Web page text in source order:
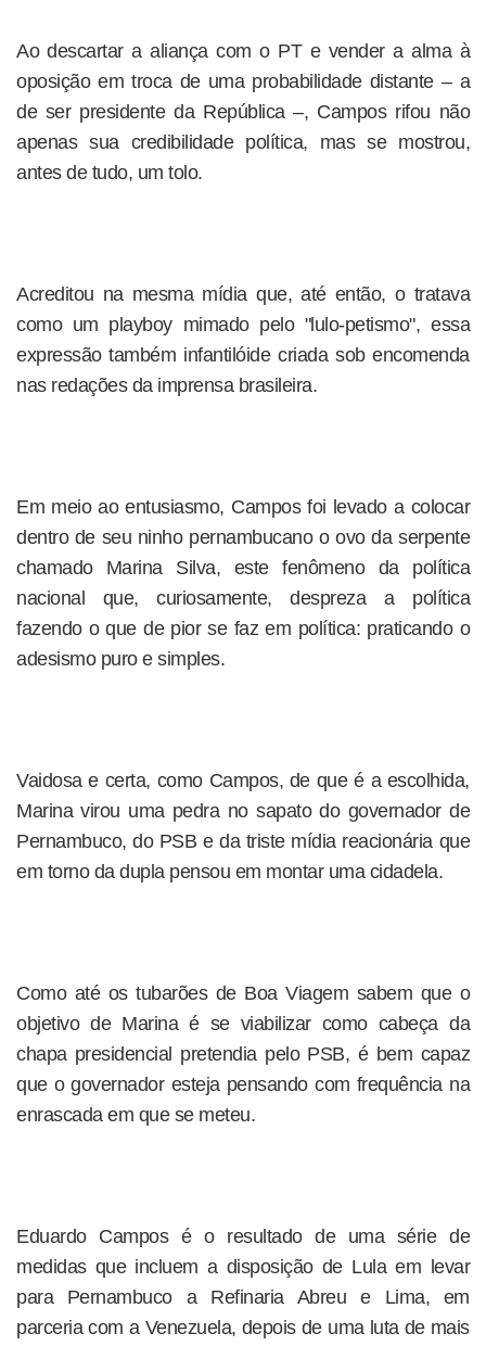
Ao descartar a aliança com o PT e vender a alma à
oposição em troca de uma probabilidade distante – a
de ser presidente da República –, Campos rifou não
apenas sua credibilidade política, mas se mostrou,
antes de tudo, um tolo.
Acreditou na mesma mídia que, até então, o tratava
como um playboy mimado pelo "lulo-petismo", essa
expressão também infantilóide criada sob encomenda
nas redações da imprensa brasileira.
Em meio ao entusiasmo, Campos foi levado a colocar
dentro de seu ninho pernambucano o ovo da serpente
chamado Marina Silva, este fenômeno da política
nacional que, curiosamente, despreza a política
fazendo o que de pior se faz em política: praticando o
adesismo puro e simples.
Vaidosa e certa, como Campos, de que é a escolhida,
Marina virou uma pedra no sapato do governador de
Pernambuco, do PSB e da triste mídia reacionária que
em torno da dupla pensou em montar uma cidadela.
Como até os tubarões de Boa Viagem sabem que o
objetivo de Marina é se viabilizar como cabeça da
chapa presidencial pretendia pelo PSB, é bem capaz
que o governador esteja pensando com frequência na
enrascada em que se meteu.
Eduardo Campos é o resultado de uma série de
medidas que incluem a disposição de Lula em levar
para Pernambuco a Refinaria Abreu e Lima, em
parceria com a Venezuela, depois de uma luta de mais